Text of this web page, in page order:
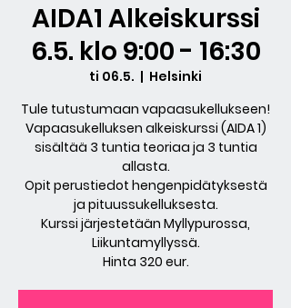
AIDA1 Alkeiskurssi
6.5. klo 9:00 - 16:30
ti 06.5.
  |
Helsinki
Tule tutustumaan vapaasukellukseen!
Vapaasukelluksen alkeiskurssi (AIDA 1)
sisältää 3 tuntia teoriaa ja 3 tuntia
allasta.
Opit perustiedot hengenpidätyksestä
ja pituussukelluksesta.
Kurssi järjestetään Myllypurossa,
Liikuntamyllyssä.
Hinta 320 eur.